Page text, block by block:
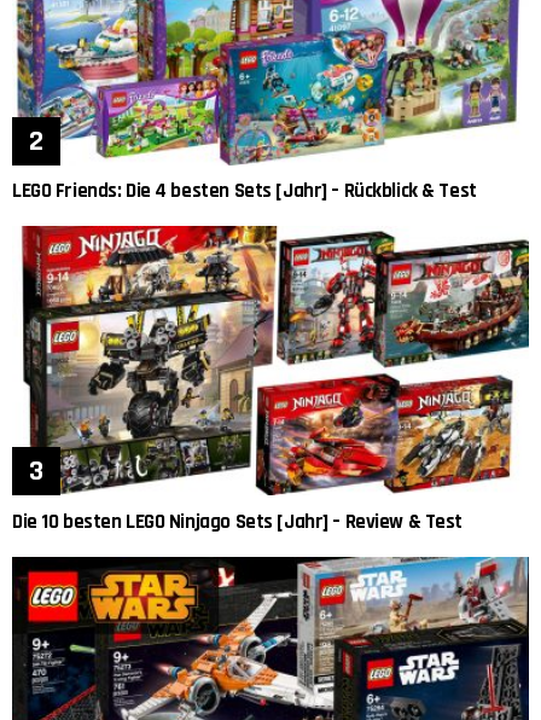
LEGO Friends: Die 4 besten Sets [Jahr] – Rückblick & Test
Die 10 besten LEGO Ninjago Sets [Jahr] – Review & Test